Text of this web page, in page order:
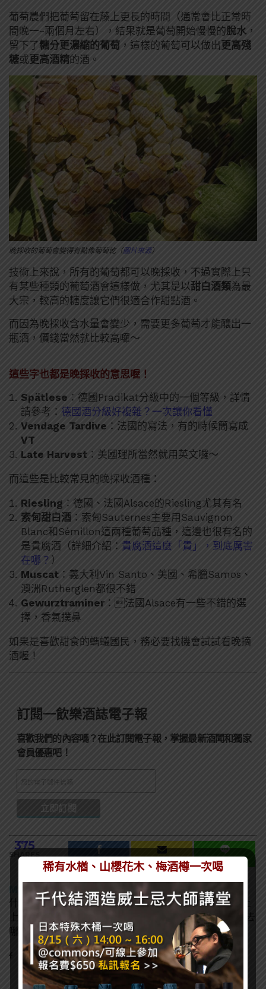
葡萄農們把葡萄留在藤上更長的時間（通常會比正常時
間晚一~兩個月左右），結果就是葡萄開始慢慢的脫水 ，
留下了糖分更濃縮的葡萄 ，這樣的葡萄可以做出 更高殘
糖或更高酒精的酒。
晚採收的葡萄會變得有點像葡萄乾（圖片來源）
技術上來說，所有的葡萄都可以晚採收，不過實際上只
有某些種類的葡萄酒會這樣做，尤其是以甜白酒類為最
大宗，較高的糖度讓它們很適合作甜點酒。
而因為晚採收含水量會變少，需要更多葡萄才能釀出一
瓶酒，價錢當然就比較高囉～
這些字也都是晚採收的意思喔！
Spätlese ：德國Pradikat分級中的一個等級，詳情
請參考： 德國酒分級好複雜？一次讓你看懂
Vendage Tardive ：法國的寫法，有的時候簡寫成
VT
Late Harvest ：美國理所當然就用英文囉～
而這些是比較常見的晚採收酒種：
Riesling ：德國、法國Alsace的Riesling尤其有名
索甸甜白酒 ：索甸Sauternes主要用Sauvignon
Blanc和Sémillon這兩種葡萄品種，這邊也很有名的
是貴腐酒（詳細介紹： 貴腐酒這麼「貴」，到底厲害
在哪？ ）
Muscat ：義大利Vin Santo、美國、希臘Samos、
澳洲Rutherglen都很不錯
Gewurztraminer ：法國Alsace有一些不錯的選
擇，香氣撲鼻
如果是喜歡甜食的螞蟻國民，務必要找機會試試看晚摘
酒喔！
訂閱一飲樂酒誌電子報
喜歡我們的內容嗎？在此訂閱電子報，掌握最新酒聞和獨家
會員優惠吧！
375
SHARES
MA MATT
什麼酒都喝，酒精中漂浮的塵世小書僮，沒事喝喝酒上
上課。終於考過葡萄酒WSET L3、唎酒師，接下來該去
哪呢？
稀有水楢、山櫻花木、梅酒樽一次喝